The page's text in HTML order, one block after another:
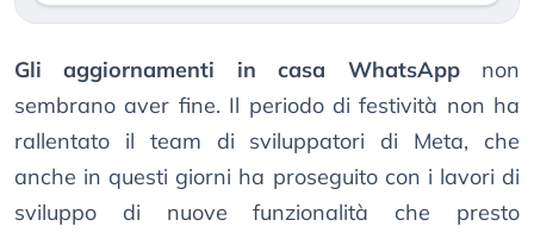
Gli aggiornamenti in casa WhatsAppnon
sembrano aver fine. Il periodo di festività non ha
rallentato il team di sviluppatori di Meta, che
anche in questi giorni ha proseguito con i lavori di
sviluppo di nuove funzionalità che presto